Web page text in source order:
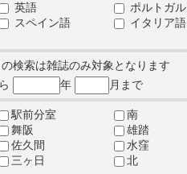
英語 ポルトガル
スペイン語 イタリア語
検索は雑誌のみ対象となります
年 月まで
駅前分室 南
舞阪 雄踏
佐久間 水窪
三ヶ日 北